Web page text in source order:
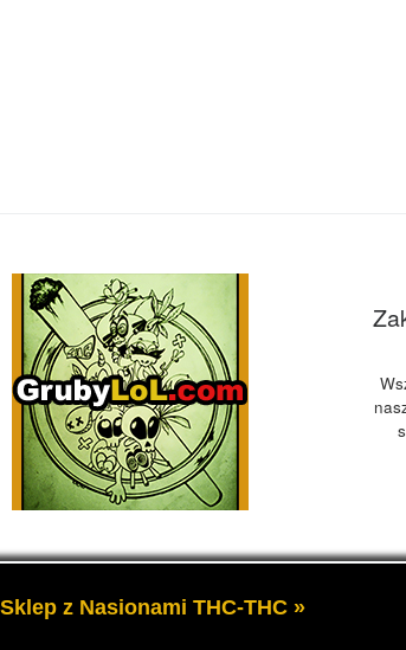
informacje o marihuanie, czyli cannabis blog,
Sklep z Nasionami THC-THC »